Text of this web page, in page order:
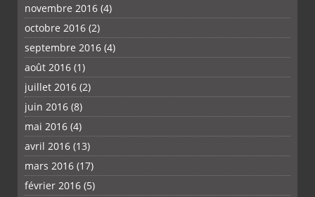
novembre 2016 (4)
octobre 2016 (2)
septembre 2016 (4)
août 2016 (1)
juillet 2016 (2)
juin 2016 (8)
mai 2016 (4)
avril 2016 (13)
mars 2016 (17)
février 2016 (5)